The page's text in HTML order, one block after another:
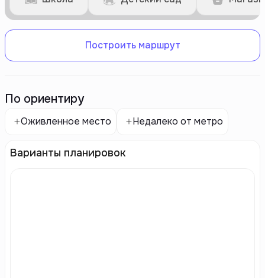
Построить маршрут
По ориентиру
Оживленное место Недалеко от метро
Варианты планировок